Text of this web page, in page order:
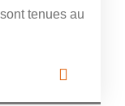
tenues au